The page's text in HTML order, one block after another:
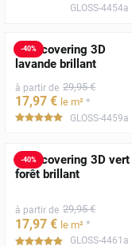
GLOSS-4454a
-40%
Film covering 3D
lavande brillant
à partir de 29,95 €
17,97 € le m² *
*****
GLOSS-4459a
-40%
Film covering 3D vert
forêt brillant
à partir de 29,95 €
17,97 € le m² *
*****
GLOSS-4461a